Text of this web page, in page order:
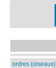
ordres (oiseaux)